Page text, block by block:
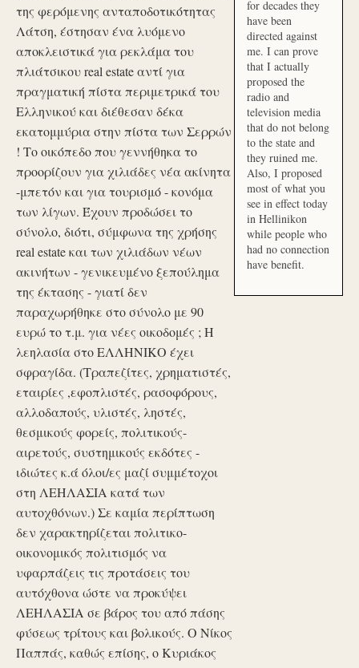
της φερόμενης ανταποδοτικότητας
Λάτση, έστησαν ένα λυόμενο
αποκλειστικά για ρεκλάμα του
πλιάτσικου real estate αντί για
πραγματική πίστα περιμετρικά του
Ελληνικού και διέθεσαν δέκα
εκατομμύρια στην πίστα των Σερρών
! Το οικόπεδο που γεννήθηκα το
προορίζουν για χιλιάδες νέα ακίνητα
-μπετόν και για τουρισμό - κονόμα
των λίγων. Έχουν προδώσει το
σύνολο, διότι, σύμφωνα της χρήσης
real estate και των χιλιάδων νέων
ακινήτων - γενικευμένο ξεπούλημα
της έκτασης - γιατί δεν
παραχωρήθηκε στο σύνολο με 90
ευρώ το τ.μ. για νέες οικοδομές ; Η
λεηλασία στο ΕΛΛΗΝΙΚΟ έχει
σφραγίδα. (Τραπεζίτες, χρηματιστές,
εταιρίες ,εφοπλιστές, ρασοφόρους,
αλλοδαπούς, υλιστές, ληστές,
θεσμικούς φορείς, πολιτικούς-
αιρετούς, συστημικούς εκδότες -
ιδιώτες κ.ά όλοι/ες μαζί συμμέτοχοι
στη ΛΕΗΛΑΣΙΑ κατά των
αυτοχθόνων.) Σε καμία περίπτωση
δεν χαρακτηρίζεται πολιτικο-
οικονομικός πολιτισμός να
υφαρπάζεις τις προτάσεις του
αυτόχθονα ώστε να προκύψει
ΛΕΗΛΑΣΙΑ σε βάρος του από πάσης
φύσεως τρίτους και βολικούς. Ο Νίκος
Παππάς, καθώς επίσης, ο Κυριάκος
for decades they
have been
directed against
me. I can prove
that I actually
proposed the
radio and
television media
that do not belong
to the state and
they ruined me.
Also, I proposed
most of what you
see in effect today
in Hellinikon
while people who
had no connection
have benefit.